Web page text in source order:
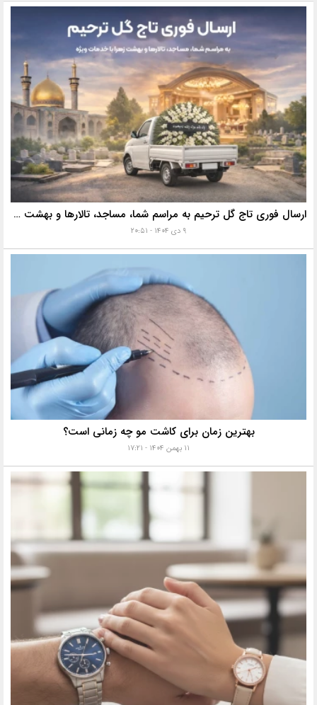
ارسال فوری تاج گل ترحیم به مراسم شما، مساجد، تالارها و بهشت زهرا با خدمات ویژه
۹ دی ۱۴۰۴ - ۲۰:۵۱
بهترین زمان برای کاشت مو چه زمانی است؟
۱۱ بهمن ۱۴۰۴ - ۱۷:۲۱